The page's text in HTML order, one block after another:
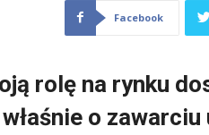
Facebook
rolę na rynku
o